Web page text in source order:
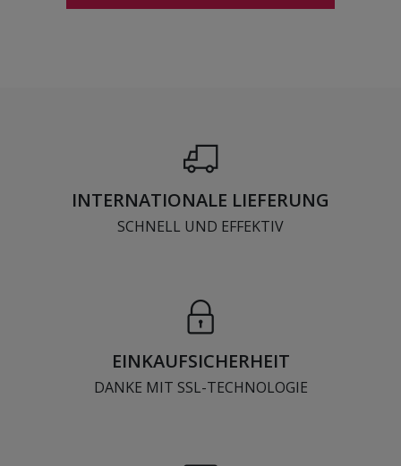
INTERNATIONALE LIEFERUNG
SCHNELL UND EFFEKTIV
EINKAUFSICHERHEIT
DANKE MIT SSL-TECHNOLOGIE